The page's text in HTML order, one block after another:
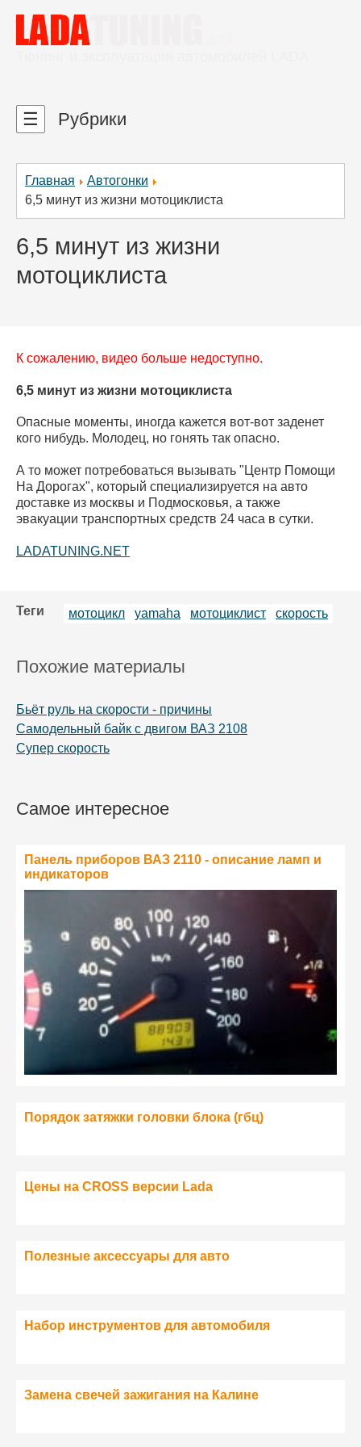
Главная
Автогонки
6,5 минут из жизни мотоциклиста
6,5 минут из жизни
мотоциклиста
К сожалению, видео больше недоступно.
6,5 минут из жизни мотоциклиста
Опасные моменты, иногда кажется вот-вот заденет
кого нибудь. Молодец, но гонять так опасно.
А то может потребоваться вызывать "Центр Помощи
На Дорогах", который специализируется на авто
доставке из москвы и Подмосковья, а также
эвакуации транспортных средств 24 часа в сутки.
LADATUNING.NET
Теги мотоцикл yamaha мотоциклист скорость
Похожие материалы
Бьёт руль на скорости - причины
Самодельный байк с двигом ВАЗ 2108
Супер скорость
Самое интересное
Панель приборов ВАЗ 2110 - описание ламп и
индикаторов
Порядок затяжки головки блока (гбц)
Цены на CROSS версии Lada
Полезные аксессуары для авто
Набор инструментов для автомобиля
Замена свечей зажигания на Калине
☰ Рубрики